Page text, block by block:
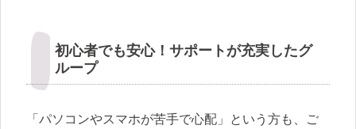
初心者でも安心！サポートが充実したグ
ループ
「パソコンやスマホが苦手で心配」という方も、ご